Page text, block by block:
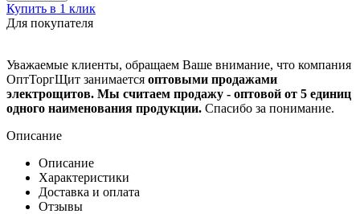
Купить в 1 клик
Для покупателя
Уважаемые клиенты, обращаем Ваше внимание, что компания
ОптТоргЩит занимается оптовыми продажами
электрощитов. Мы считаем продажу - оптовой от 5 единиц
одного наименования продукции. Спасибо за понимание.
Описание
Описание
Характеристики
Доставка и оплата
Отзывы